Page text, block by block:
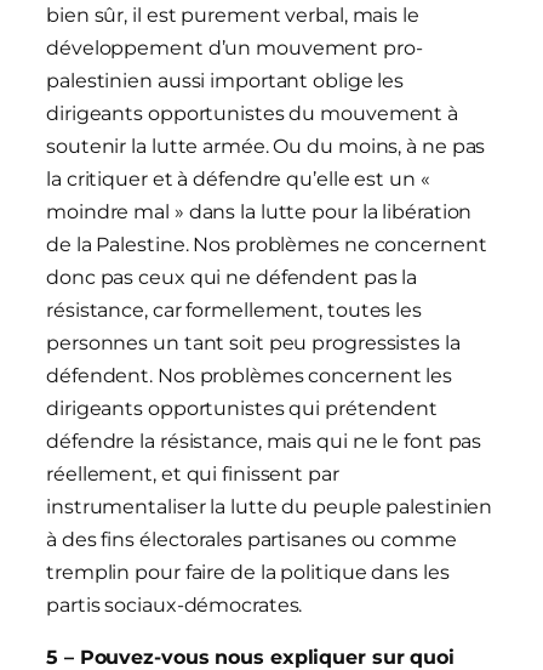
bien sûr, il est purement verbal, mais le
développement d’un mouvement pro-
palestinien aussi important oblige les
dirigeants opportunistes du mouvement à
soutenir la lutte armée. Ou du moins, à ne pas
la critiquer et à défendre qu’elle est un «
moindre mal » dans la lutte pour la libération
de la Palestine. Nos problèmes ne concernent
donc pas ceux qui ne défendent pas la
résistance, car formellement, toutes les
personnes un tant soit peu progressistes la
défendent. Nos problèmes concernent les
dirigeants opportunistes qui prétendent
défendre la résistance, mais qui ne le font pas
réellement, et qui finissent par
instrumentaliser la lutte du peuple palestinien
à des fins électorales partisanes ou comme
tremplin pour faire de la politique dans les
partis sociaux-démocrates.
5 – Pouvez-vous nous expliquer sur quoi